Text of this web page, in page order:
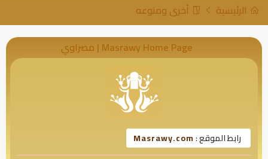
الرئيسية أخرى ومنوعه
رابط الموقع :Masrawy.com